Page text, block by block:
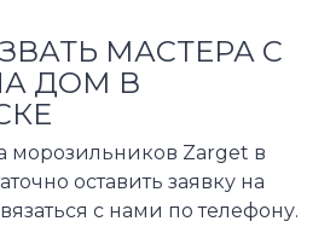
МАСТЕРА С
ДОМ В
морозильников Zarget в
оставить заявку на
с нами по телефону.